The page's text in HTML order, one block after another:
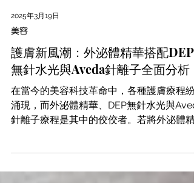
2025年3月19日
美容
護膚新風潮：外泌體精華搭配DEP
無針水光與Aveda針離子全面分析
在當今的美容科技革命中，各種護膚療程紛
涌現，而外泌體精華、DEP無針水光與
搭配這兩種療程，各自的效果與適合的肌膚
題可以互補，為肌膚帶來更全面的改善。在